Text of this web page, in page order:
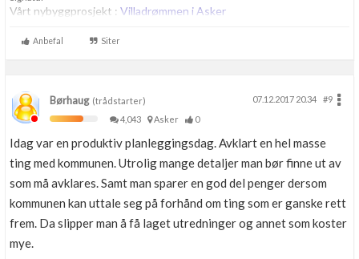
Vårt nybyggprosjekt : Villadrømmen i Asker
Anbefal Siter
Børhaug(trådstarter) 07.12.2017 20.34
#9
4,043
Asker 0
Idag var en produktiv planleggingsdag. Avklart en hel masse
ting med kommunen. Utrolig mange detaljer man bør finne ut av
som må avklares. Samt man sparer en god del penger dersom
kommunen kan uttale seg på forhånd om ting som er ganske rett
frem. Da slipper man å få laget utredninger og annet som koster
mye.